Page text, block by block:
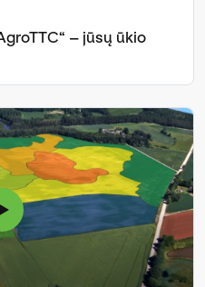
– jūsų ūkio